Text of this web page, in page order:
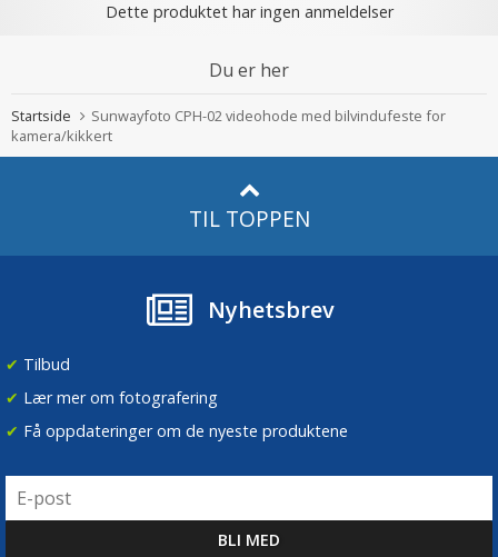
Dette produktet har ingen anmeldelser
Du er her
Startside
Sunwayfoto CPH-02 videohode med bilvindu­feste for
kamera/kikkert
TIL TOPPEN
Nyhetsbrev
✔ Tilbud
✔ Lær mer om fotografering
✔ Få oppdateringer om de nyeste produktene